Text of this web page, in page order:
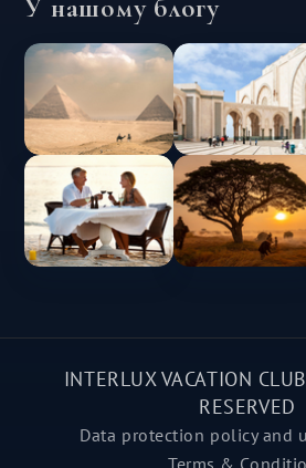
У нашому блогу
INTERLUX VACATION
RESERVED
Data protection policy and
Terms &